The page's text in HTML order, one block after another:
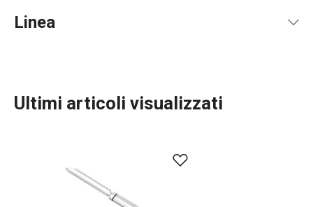
Linea
Cucinare
Ultimi articoli visualizzati